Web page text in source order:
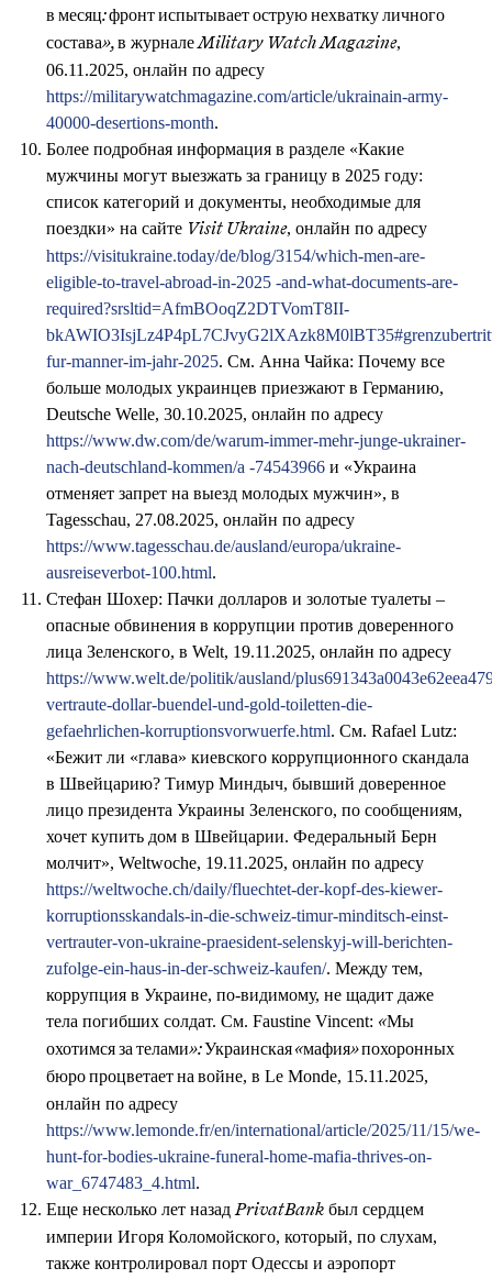
в месяц: фронт испытывает острую нехватку личного
состава»,в журналеMilitary Watch Magazine,
06.11.2025, онлайн по адресу
https://militarywatchmagazine.com/article/ukrainain-army-
40000-desertions-month.
Более подробная информация в разделе «Какие
мужчины могут выезжать за границу в 2025 году:
список категорий и документы, необходимые для
поездки» на сайте Visit Ukraine, онлайн по адресу
https://visitukraine.today/de/blog/3154/which-men-are-
eligible-to-travel-abroad-in-2025 -and-what-documents-are-
required?srsltid=AfmBOoqZ2DTVomT8II-
fur-manner-im-jahr-2025. См. Анна Чайка: Почему все
больше молодых украинцев приезжают в Германию,
Deutsche Welle, 30.10.2025, онлайн по адресу
https://www.dw.com/de/warum-immer-mehr-junge-ukrainer-
nach-deutschland-kommen/a -74543966 и «Украина
отменяет запрет на выезд молодых мужчин», в
Tagesschau, 27.08.2025, онлайн по адресу
https://www.tagesschau.de/ausland/europa/ukraine-
ausreiseverbot-100.html.
Стефан Шохер: Пачки долларов и золотые туалеты –
опасные обвинения в коррупции против доверенного
лица Зеленского, в Welt, 19.11.2025, онлайн по адресу
https://www.welt.de/politik/ausland/
vertraute-dollar-buendel-und-gold-toiletten-die-
gefaehrlichen-korruptionsvorwuerfe.html. См. Rafael Lutz:
«Бежит ли «глава» киевского коррупционного скандала
в Швейцарию? Тимур Миндыч, бывший доверенное
лицо президента Украины Зеленского, по сообщениям,
хочет купить дом в Швейцарии. Федеральный Берн
молчит», Weltwoche, 19.11.2025, онлайн по адресу
https://weltwoche.ch/daily/fluechtet-der-kopf-des-kiewer-
korruptionsskandals-in-die-schweiz-timur-minditsch-einst-
vertrauter-von-ukraine-praesident-selenskyj-will-berichten-
zufolge-ein-haus-in-der-schweiz-kaufen/. Между тем,
коррупция в Украине, по-видимому, не щадит даже
тела погибших солдат. См. Faustine Vincent: «Мы
охотимся за телами»: Украинская «мафия» похоронных
бюро процветает на войне, в Le Monde, 15.11.2025,
онлайн по адресу
https://www.lemonde.fr/en/international/article/2025/11/15/we-
hunt-for-bodies-ukraine-funeral-home-mafia-thrives-on-
war_6747483_4.html.
Еще несколько лет назад PrivatBank был сердцем
империи Игоря Коломойского, который, по слухам,
также контролировал порт Одессы и аэропорт